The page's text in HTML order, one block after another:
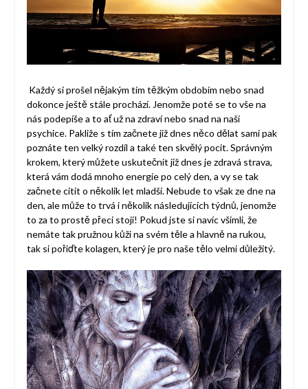
Každý si prošel nějakým tím těžkým obdobím nebo snad
dokonce ještě stále prochází. Jenomže poté se to vše na
nás podepíše a to ať už na zdraví nebo snad na naší
psychice. Pakliže s tím začnete již dnes něco dělat sami pak
poznáte ten velký rozdíl a také ten skvělý pocit. Správným
krokem, který můžete uskutečnit již dnes je zdravá strava,
která vám dodá mnoho energie po celý den, a vy se tak
začnete cítit o několik let mladší. Nebude to však ze dne na
den, ale může to trvá i několik následujících týdnů, jenomže
to za to prostě přeci stojí! Pokud jste si navíc všimli, že
nemáte tak pružnou kůži na svém těle a hlavně na rukou,
tak si pořiďte kolagen, který je pro naše tělo velmi důležitý.